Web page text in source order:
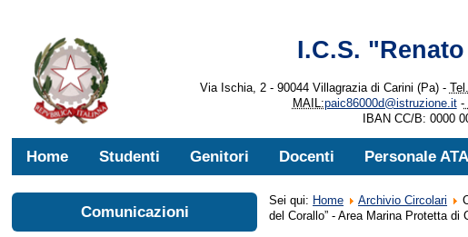
I.C.S.
Via Ischia, 2 - 90044 Villagrazia di Carini (Pa) - Tel.
MAIL:paic86000d@istruzione.it-
IBAN CC/B: 0000
Home Studenti Genitori Docenti Personale ATA
Sei qui: Home Archivio Circolari
del Corallo” - Area Marina Protetta di
Comunicazioni